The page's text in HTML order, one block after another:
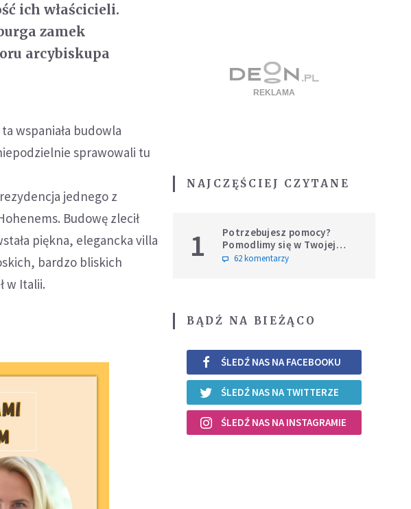
ich właścicieli.
zamek
arcybiskupa
wspaniała budowla
sprawowali tu
jednego z
Budowę zlecił
piękna, elegancka villa
bardzo bliskich
w Italii.
NAJCZĘŚCIEJ CZYTANE
1
Potrzebujesz pomocy?
Pomodlimy się w Twojej
intencji
62 komentarzy
BĄDŹ NA BIEŻĄCO
ŚLEDŹ NAS NA FACEBOOKU
ŚLEDŹ NAS NA TWITTERZE
ŚLEDŹ NAS NA INSTAGRAMIE